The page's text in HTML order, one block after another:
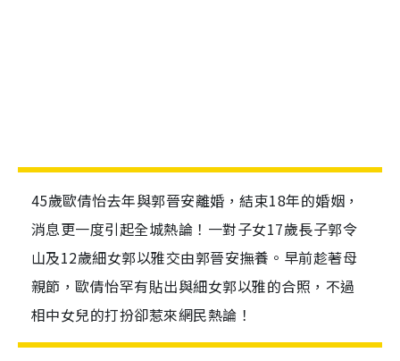
45歲歐倩怡去年與郭晉安離婚，結束18年的婚姻，
消息更一度引起全城熱論！一對子女17歲長子郭令
山及12歲細女郭以雅交由郭晉安撫養。早前趁著母
親節，歐倩怡罕有貼出與細女郭以雅的合照，不過
相中女兒的打扮卻惹來網民熱論！